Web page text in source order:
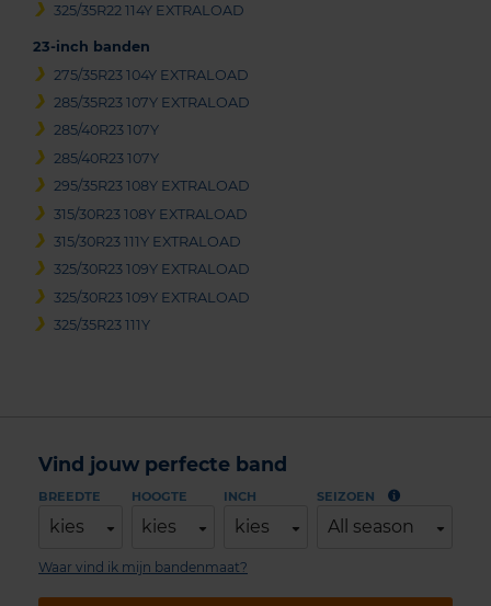
325/35R22 114Y EXTRALOAD
23-inch banden
275/35R23 104Y EXTRALOAD
285/35R23 107Y EXTRALOAD
285/40R23 107Y
285/40R23 107Y
295/35R23 108Y EXTRALOAD
315/30R23 108Y EXTRALOAD
315/30R23 111Y EXTRALOAD
325/30R23 109Y EXTRALOAD
325/30R23 109Y EXTRALOAD
325/35R23 111Y
Vind jouw perfecte band
BREEDTE
kies
HOOGTE
kies
INCH
kies
SEIZOEN
All season
Waar vind ik mijn bandenmaat?